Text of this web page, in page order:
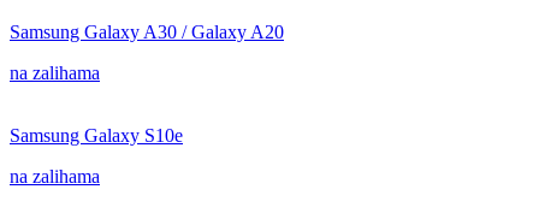
Samsung Galaxy A30 / Galaxy A20
na zalihama
Samsung Galaxy S10e
na zalihama